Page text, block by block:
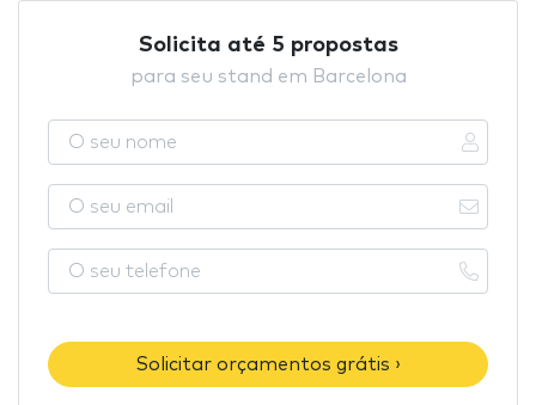
Solicita até 5 propostas
para seu stand em Barcelona
Solicitar orçamentos grátis ›